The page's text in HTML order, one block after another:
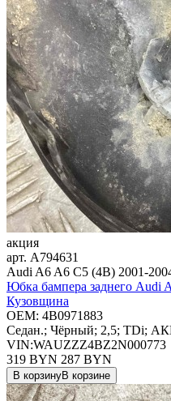
акция
арт. A794631
Audi A6 A6 C5 (4B) 2001-
Юбка бампера заднего Audi
Кузовщина
OEM: 4B0971883
Седан.; Чёрный; 2,5; TDi;
VIN:WAUZZZ4BZ2N000773
319 BYN 287 BYN
В корзинуВ корзине